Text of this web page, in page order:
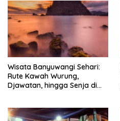
Wisata Banyuwangi Sehari:
Rute Kawah Wurung,
Djawatan, hingga Senja di